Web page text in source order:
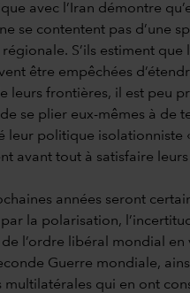
avec l’Iran démontre
se contentent pas d’une
S’ils estiment que
être empêchées
leurs frontières, il est peu
se plier eux-mêmes à de
leur politique isolationniste
avant tout à satisfaire
années seront
la polarisation,
l’ordre libéral mondial en
Guerre mondiale,
multilatérales qui en ont